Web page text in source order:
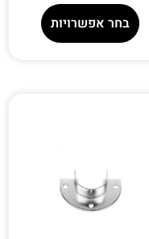
בחר אפשרויות